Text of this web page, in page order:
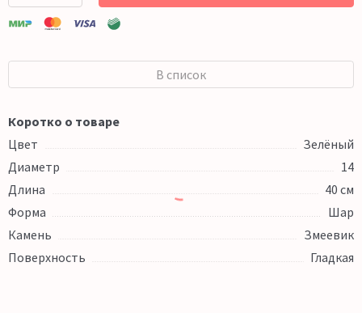
В список
Коротко о товаре
Цвет
Зелёный
Диаметр
14
Длина
40 см
Форма
Шар
Камень
Змеевик
Поверхность
Гладкая